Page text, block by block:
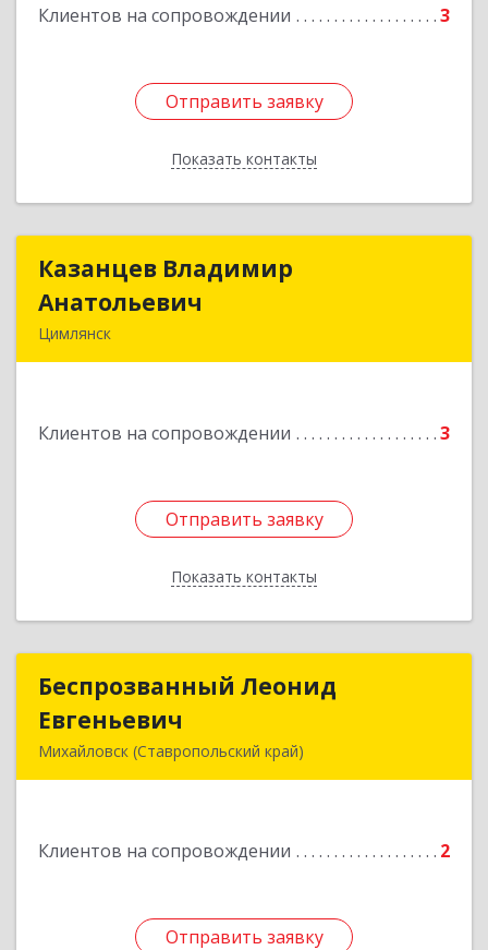
Клиентов на сопровождении 3
Отправить заявку
Показать контакты
Подробнее
Отправить заявку
Назад
Казанцев Владимир
Анатольевич
Цимлянск
Клиентов на сопровождении 3
Отправить заявку
Показать контакты
Казанцев Владимир
Подробнее
Отправить заявку
Назад
Беспрозванный Леонид
Евгеньевич
Михайловск (Ставропольский край)
Клиентов на сопровождении 2
Отправить заявку
Беспрозванный Леонид
Отправить заявку